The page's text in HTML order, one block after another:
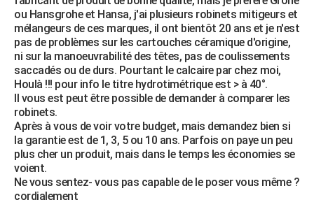
ou Hansgrohe et Hansa, j'ai plusieurs robinets mitigeurs et
mélangeurs de ces marques, il ont bientôt 20 ans et je n'est
pas de problèmes sur les cartouches céramique d'origine,
ni sur la manoeuvrabilité des têtes, pas de coulissements
saccadés ou de durs. Pourtant le calcaire par chez moi,
Houlà !!! pour info le titre hydrotimétrique est > à 40°.
Il vous est peut être possible de demander à comparer les
robinets.
Après à vous de voir votre budget, mais demandez bien si
la garantie est de 1, 3, 5 ou 10 ans. Parfois on paye un peu
plus cher un produit, mais dans le temps les économies se
voient.
Ne vous sentez- vous pas capable de le poser vous même ?
cordialement